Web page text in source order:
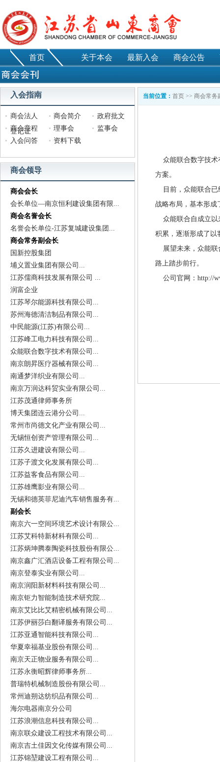
首页 关于本会 最新入会 商会公告
入会指南
商会法人
登记证
商会简介
政府批文
商会章程
理事会
监事会
入会问答
资料下载
商会领导
商会会长
会长单位—南京恒利建设集团有限...
商会名誉会长
名誉会长单位-江苏复城建设集团...
商会常务副会长
国新控股集团
埔义置业集团有限公司...
江苏儒商科技发展有限公司 ...
润富企业
江苏琴尔能源科技有限公司...
苏州海德清洁制品有限公司...
中民能源(江苏)有限公司...
江苏峰工电力科技有限公司...
众能联合数字技术有限公司...
南京朗昇医疗器械有限公司...
南通梦洋织业有限公司...
南京万润达科贸实业有限公司...
江苏茂通律师事务所
博天集团连云港分公司...
常州市尚德文化产业有限公司...
无锡恒创资产管理有限公司...
江苏久进建设有限公司...
江苏子渡文化发展有限公司...
江苏益客食品有限公司...
江苏雄鹰影业有限公司...
无锡和德英菲尼迪汽车销售服务有...
副会长
南京六一空间环境艺术设计有限公...
江苏艾科特新材科有限公司...
江苏炳坤腾泰陶瓷科技股份有限公...
南京鑫广汇酒店设备工程有限公司...
南京登泰实业有限公司...
南京润阳新材料科技有限公司...
南京钜力智能制造技术研究院...
南京艾比比艾精密机械有限公司...
江苏伊丽莎白翻译服务有限公司...
江苏亚通智能科技有限公司...
华夏幸福基业股份有限公司...
南京天正物业服务有限公司...
江苏永衡昭辉律师事务所...
普瑞特机械制造股份有限公司...
常州迪朔达纺织品有限公司...
海尔电器南京分公司
江苏浪潮信息科技有限公司...
南京联众建设工程技术有限公司...
南京吉土佳因文化传媒有限公司...
江苏锦堃建设工程有限公司...
当前位置： 首页 >> 商会常务
众能联合数字技术
方案。
目前，众能联合已
战略布局，基本形成
众能联合自成立以
积累，逐渐形成了以
展望未来，众能联
路上踏步前行。
公司官网：http://